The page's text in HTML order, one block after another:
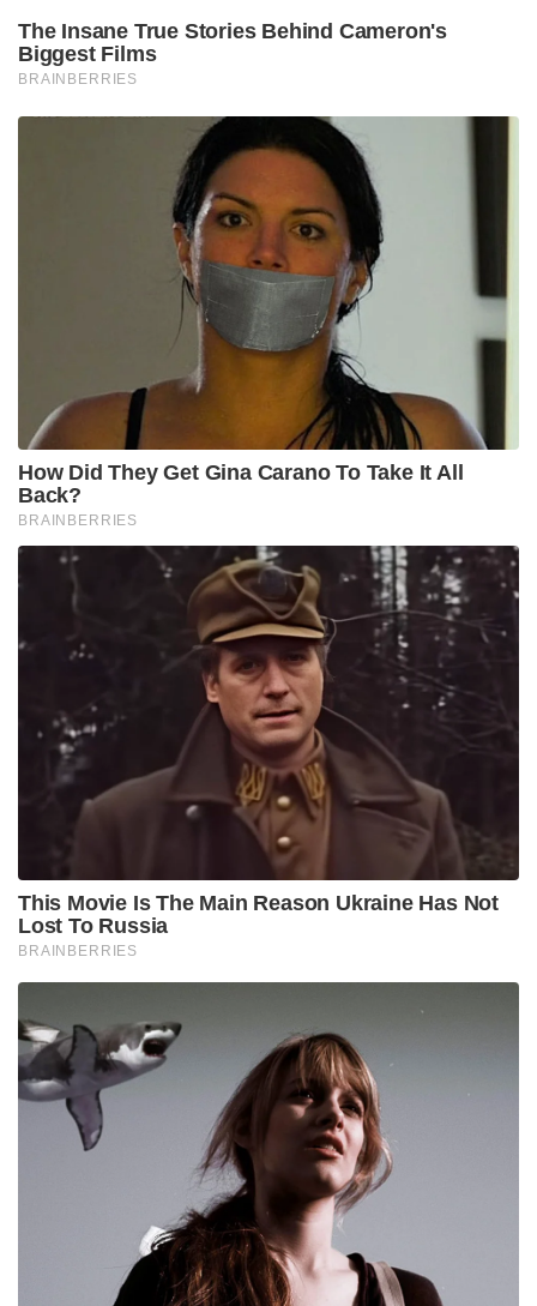
The Insane True Stories Behind Cameron's
Biggest Films
BRAINBERRIES
How Did They Get Gina Carano To Take It All
Back?
BRAINBERRIES
This Movie Is The Main Reason Ukraine Has Not
Lost To Russia
BRAINBERRIES